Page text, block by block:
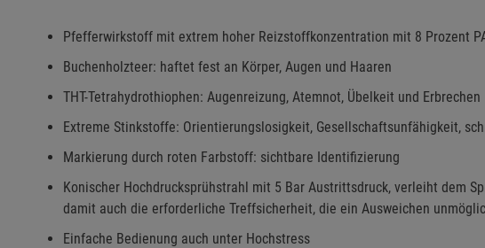
Pfefferwirkstoff mit extrem hoher Reizstoffkonzentration mit 8 Prozent
Buchenholzteer: haftet fest an Körper, Augen und Haaren
THT-Tetrahydrothiophen: Augenreizung, Atemnot, Übelkeit und Erbrechen
Extreme Stinkstoffe: Orientierungslosigkeit, Gesellschaftsunfähigkeit,
Markierung durch roten Farbstoff: sichtbare Identifizierung
Konischer Hochdrucksprühstrahl mit 5 Bar Austrittsdruck, verleiht dem
damit auch die erforderliche Treffsicherheit, die ein Ausweichen
Einfache Bedienung auch unter Hochstress